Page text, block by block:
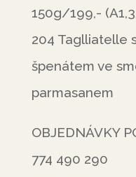
150g/199,-
204 Taglliatelle
špenátem ve
parmasanem
OBJEDNÁVKY
774 490 290